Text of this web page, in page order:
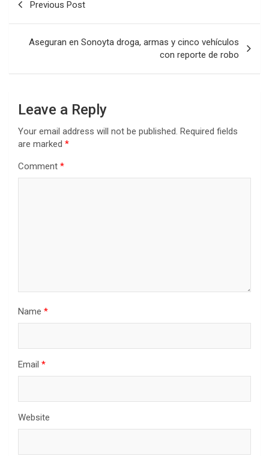
Previous Post
Aseguran en Sonoyta droga, armas y cinco vehículos
con reporte de robo
Leave a Reply
Your email address will not be published. Required fields
are marked *
Comment *
Name *
Email *
Website